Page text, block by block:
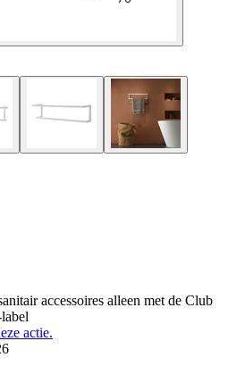
accessoires alleen met de Club
actie.